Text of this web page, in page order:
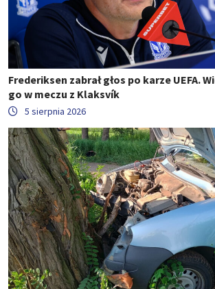
Frederiksen zabrał głos po karze UEFA.
go w meczu z Klaksvík
5 sierpnia 2026